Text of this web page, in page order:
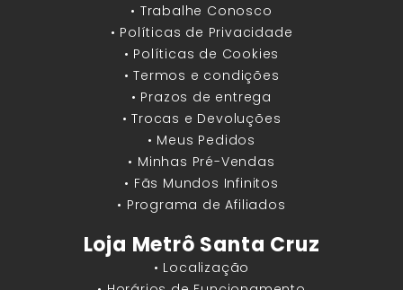
• Trabalhe Conosco
• Políticas de Privacidade
• Políticas de Cookies
• Termos e condições
• Prazos de entrega
• Trocas e Devoluções
• Meus Pedidos
• Minhas Pré-Vendas
• Fãs Mundos Infinitos
• Programa de Afiliados
Loja Metrô Santa Cruz
• Localização